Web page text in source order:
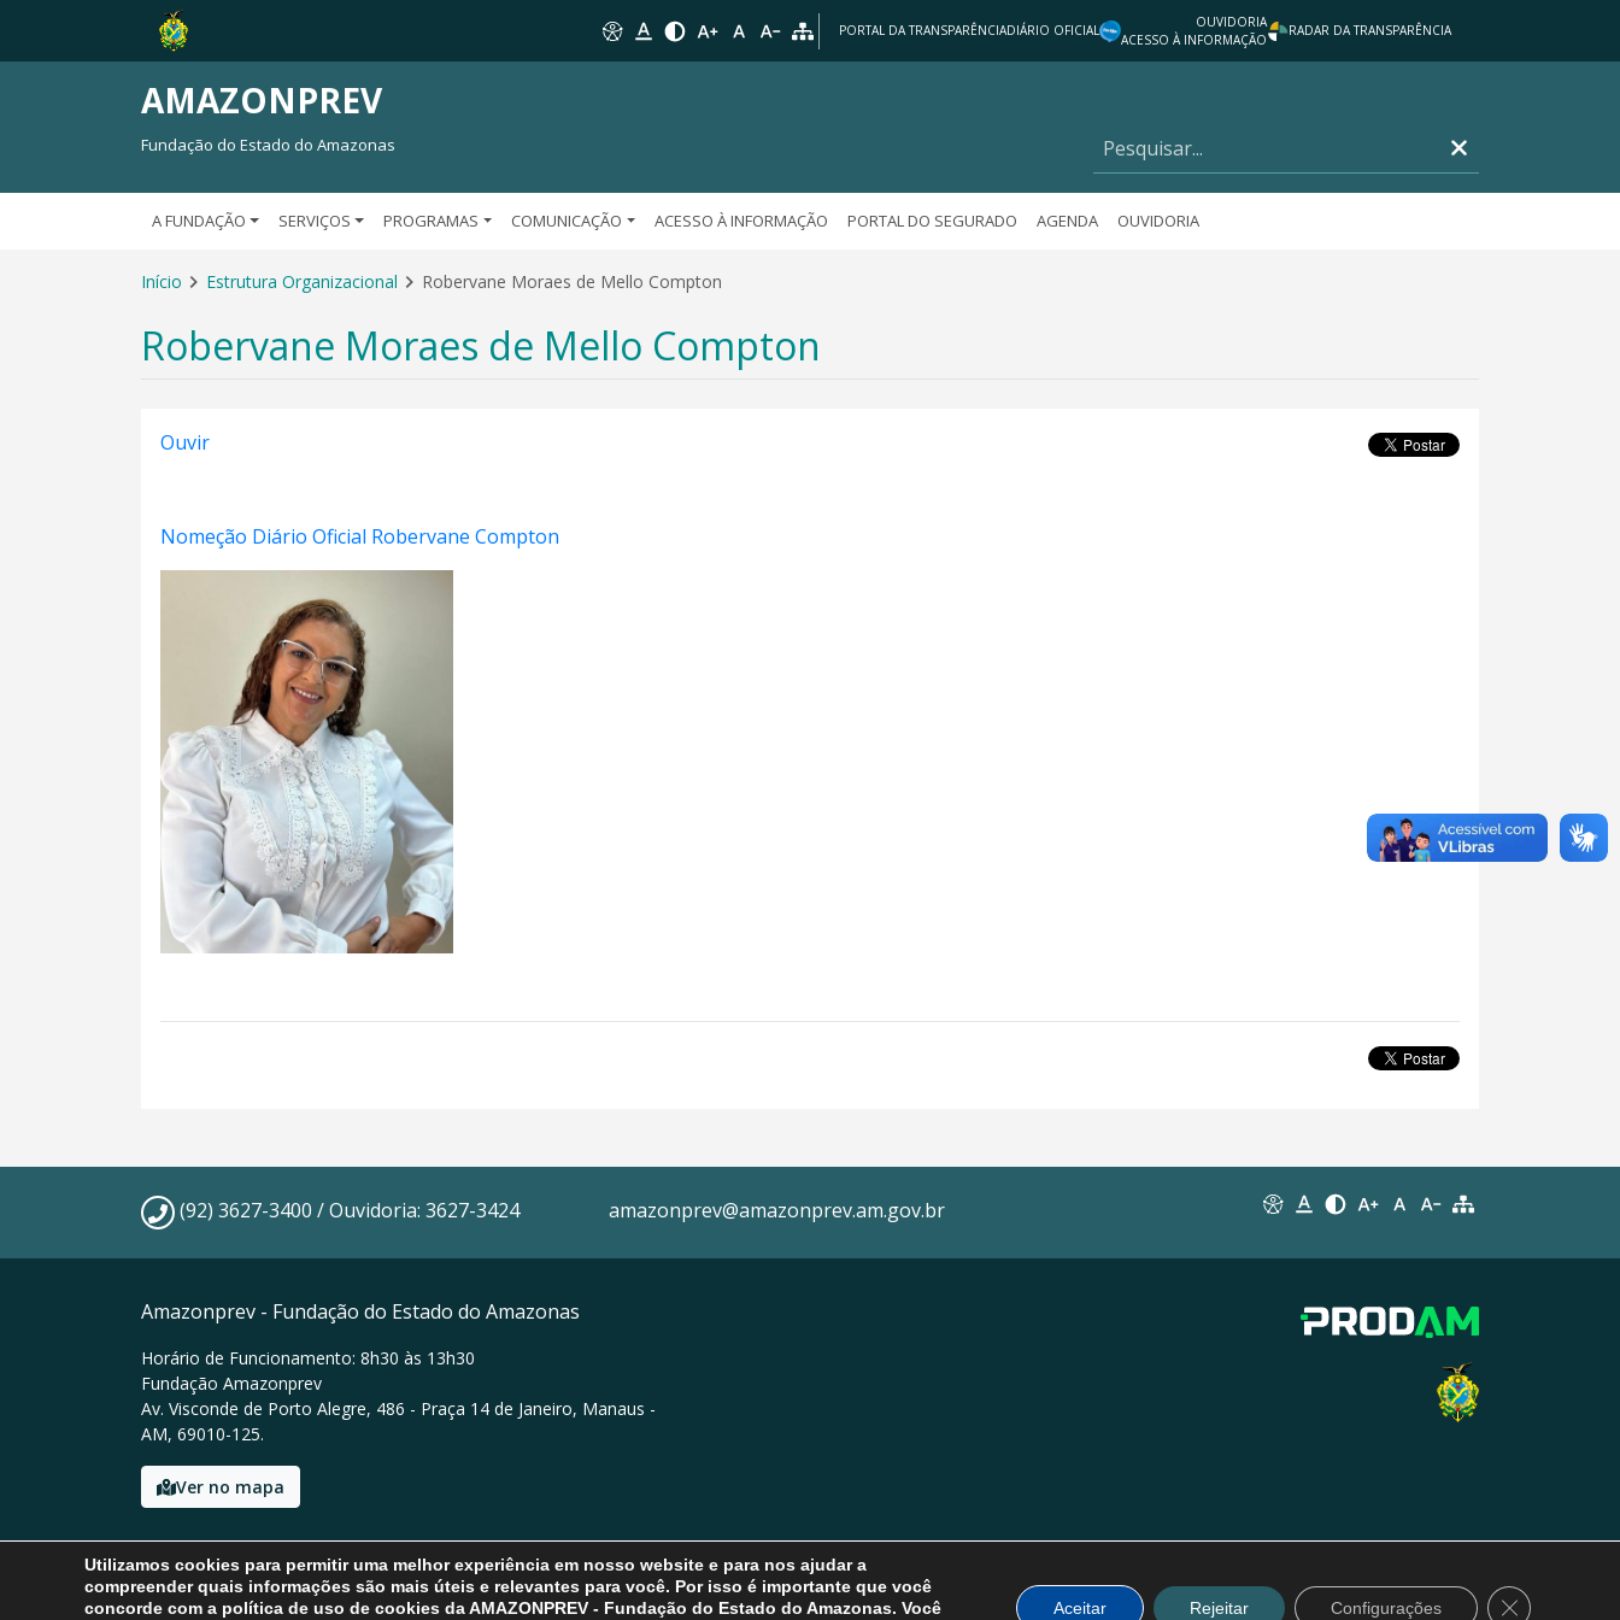
PORTAL DA TRANSPARÊNCIADIÁRIO OFICIAL
OUVIDORIA
ACESSO À INFORMAÇÃO
RADAR DA TRANSPARÊNCIA
AMAZONPREV
Fundação do Estado do Amazonas
A FUNDAÇÃO SERVIÇOS PROGRAMAS COMUNICAÇÃO ACESSO À INFORMAÇÃO PORTAL DO SEGURADO AGENDA OUVIDORIA
Início Estrutura Organizacional Robervane Moraes de Mello Compton
Robervane Moraes de Mello Compton
Ouvir
Nomeção Diário Oficial Robervane Compton
(92) 3627-3400 / Ouvidoria: 3627-3424 amazonprev@amazonprev.am.gov.br
Amazonprev - Fundação do Estado do Amazonas
Horário de Funcionamento: 8h30 às 13h30
Fundação Amazonprev
Av. Visconde de Porto Alegre, 486 - Praça 14 de Janeiro, Manaus -
AM, 69010-125.
Ver no mapa
Email: amazonprev@amazonprev.am.gov.br
Tel: (92) 3627-3400 / Ouvidoria: 3627-3424
Utilizamos cookies para permitir uma melhor experiência em nosso website e para nos ajudar a
compreender quais informações são mais úteis e relevantes para você. Por isso é importante que você
concorde com a política de uso de cookies da AMAZONPREV - Fundação do Estado do Amazonas. Você
Aceitar Rejeitar Configurações Close GDPR